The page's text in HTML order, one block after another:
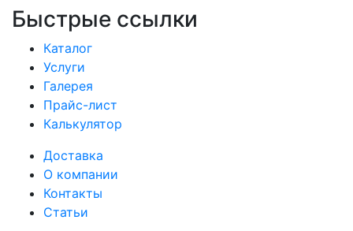
Быстрые ссылки
Каталог
Услуги
Галерея
Прайс-лист
Калькулятор
Доставка
О компании
Контакты
Статьи